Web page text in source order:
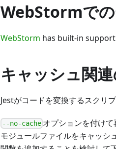
WebStormで
WebStorm has built-in support
キャッシュ関
Jestがコードを変換するスクリ
--no-cache オプションを付け
モジュールファイルをキャッシ